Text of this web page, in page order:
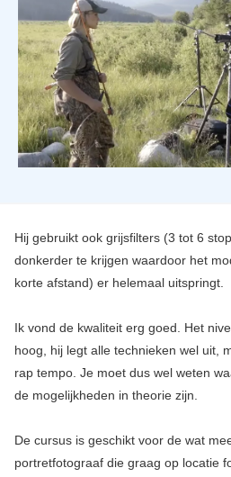
Hij gebruikt ook grijsfilters (3 tot 6
donkerder te krijgen waardoor het
korte afstand) er helemaal uitspringt.
Ik vond de kwaliteit erg goed. Het
hoog, hij legt alle technieken wel uit,
rap tempo. Je moet dus wel weten
de mogelijkheden in theorie zijn.
De cursus is geschikt voor de wat
portretfotograaf die graag op locatie